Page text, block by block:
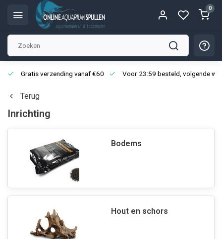
0
Gratis verzending vanaf €60 Voor 23:59 besteld, volgende
Terug
Inrichting
Bodems
Hout en schors